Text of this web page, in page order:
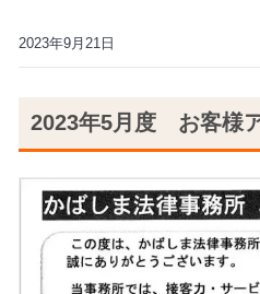
2023年9月21日
2023年5月度 お客様